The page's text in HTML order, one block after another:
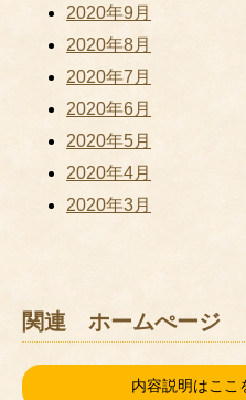
2020年9月
2020年8月
2020年7月
2020年6月
2020年5月
2020年4月
2020年3月
関連 ホームぺージ
内容説明はここ